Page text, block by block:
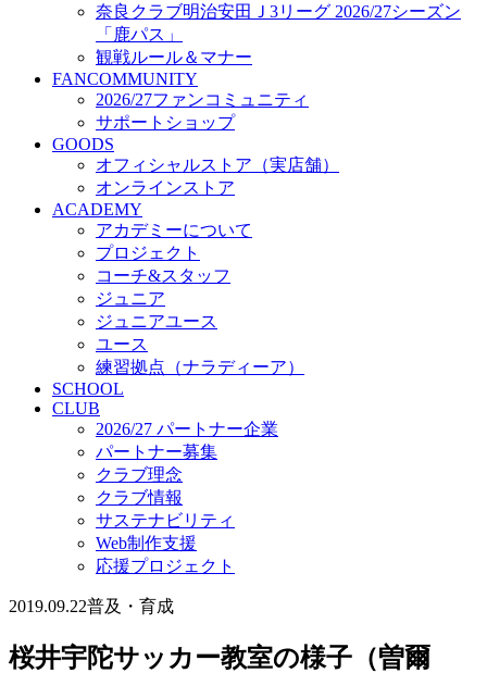
SCHOOL
2026/27 パートナー企業
パートナー募集
クラブ理念
クラブ情報
サステナビリティ
Web制作支援
応援プロジェクト
奈良クラブ明治安田Ｊ3リーグ 2026/27シーズン
「鹿パス」
観戦ルール＆マナー
FANCOMMUNITY
2026/27ファンコミュニティ
サポートショップ
GOODS
オフィシャルストア（実店舗）
オンラインストア
ACADEMY
アカデミーについて
プロジェクト
コーチ&スタッフ
ジュニア
ジュニアユース
ユース
練習拠点（ナラディーア）
SCHOOL
CLUB
2026/27 パートナー企業
パートナー募集
クラブ理念
クラブ情報
サステナビリティ
Web制作支援
応援プロジェクト
2019.09.22普及・育成
桜井宇陀サッカー教室の様子（曽爾